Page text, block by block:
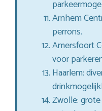
Arnhem
perrons.
Amersfoort
voor
Haarlem:
Zwolle: